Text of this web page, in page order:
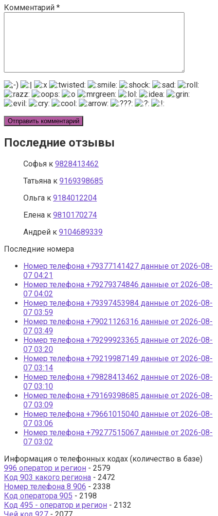
Комментарий *
Последние отзывы
Софья к 9828413462
Татьяна к 9169398685
Ольга к 9184012204
Елена к 9810170274
Андрей к 9104689339
Последние номера
Номер телефона +79377141427 данные от 2026-08-
07 04:21
Номер телефона +79279374846 данные от 2026-08-
07 04:02
Номер телефона +79397453984 данные от 2026-08-
07 03:59
Номер телефона +79021126316 данные от 2026-08-
07 03:49
Номер телефона +79299923365 данные от 2026-08-
07 03:20
Номер телефона +79219987149 данные от 2026-08-
07 03:14
Номер телефона +79828413462 данные от 2026-08-
07 03:10
Номер телефона +79169398685 данные от 2026-08-
07 03:09
Номер телефона +79661015040 данные от 2026-08-
07 03:06
Номер телефона +79277515067 данные от 2026-08-
07 03:02
Информация о телефонных кодах (количество в базе)
996 оператор и регион - 2579
Код 903 какого региона - 2472
Номер телефона 8 906 - 2338
Код оператора 905 - 2198
Код 495 - оператор и регион - 2132